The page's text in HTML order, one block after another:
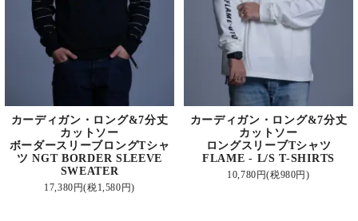
カーディガン・ロング&7分丈
カットソー
ボーダースリーブロングTシャ
ツ NGT BORDER SLEEVE
SWEATER
17,380円(税1,580円)
カーディガン・ロング&7分丈
カットソー
ロングスリーブTシャツ
FLAME - L/S T-SHIRTS
10,780円(税980円)